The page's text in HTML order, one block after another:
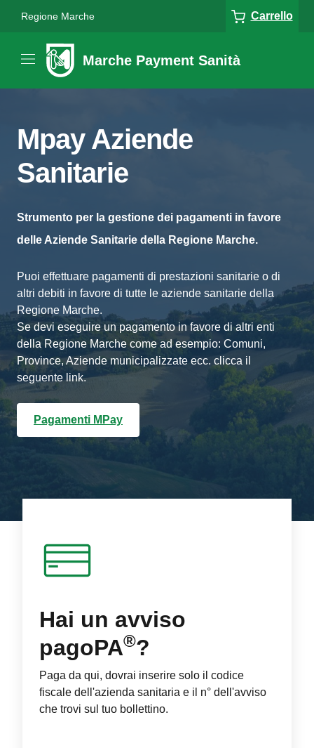
Regione Marche Carrello
Marche Payment Sanità
Mpay Aziende
Sanitarie
Strumento per la gestione dei pagamenti in favore
delle Aziende Sanitarie della Regione Marche.
Puoi effettuare pagamenti di prestazioni sanitarie o di
altri debiti in favore di tutte le aziende sanitarie della
Regione Marche.
Se devi eseguire un pagamento in favore di altri enti
della Regione Marche come ad esempio: Comuni,
Province, Aziende municipalizzate ecc. clicca il
seguente link.
Pagamenti MPay
Hai un avviso
pagoPA®?
Paga da qui, dovrai inserire solo il codice
fiscale dell'azienda sanitaria e il n° dell'avviso
che trovi sul tuo bollettino.